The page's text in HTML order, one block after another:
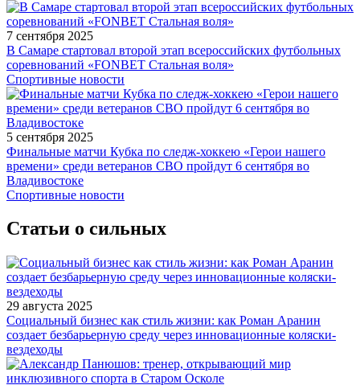
7 сентября 2025
В Самаре стартовал второй этап всероссийских футбольных
соревнований «FONBET Стальная воля»
Спортивные новости
5 сентября 2025
Финальные матчи Кубка по следж-хоккею «Герои нашего
времени» среди ветеранов СВО пройдут 6 сентября во
Владивостоке
Спортивные новости
Статьи о сильных
29 августа 2025
Социальный бизнес как стиль жизни: как Роман Аранин
создает безбарьерную среду через инновационные коляски-
вездеходы